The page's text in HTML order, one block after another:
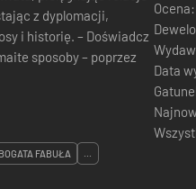
z dyplomacji,
– Doświadcz
sposoby – poprzez
Ocena:
Data
BOGATA FABUŁA ...